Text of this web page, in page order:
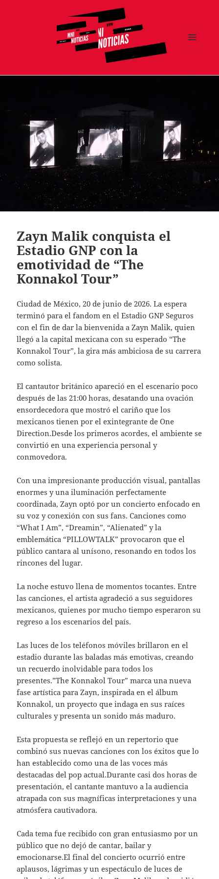
Zayn Malik conquista el
Estadio GNP con la
emotividad de “The
Konnakol Tour”
Ciudad de México, 20 de junio de 2026. La espera
terminó para el fandom en el Estadio GNP Seguros
con el fin de dar la bienvenida a Zayn Malik, quien
llegó a la capital mexicana con su esperado “The
Konnakol Tour”, la gira más ambiciosa de su carrera
como solista.
El cantautor británico apareció en el escenario poco
después de las 21:00 horas, desatando una ovación
ensordecedora que mostró el cariño que los
mexicanos tienen por el exintegrante de One
Direction.Desde los primeros acordes, el ambiente se
convirtió en una experiencia personal y
conmovedora.
Con una impresionante producción visual, pantallas
enormes y una iluminación perfectamente
coordinada, Zayn optó por un concierto enfocado en
su voz y conexión con sus fans. Canciones como
“What I Am”, “Dreamin”, “Alienated” y la
emblemática “PILLOWTALK” provocaron que el
público cantara al unísono, resonando en todos los
rincones del lugar.
La noche estuvo llena de momentos tocantes. Entre
las canciones, el artista agradeció a sus seguidores
mexicanos, quienes por mucho tiempo esperaron su
regreso a los escenarios del país.
Las luces de los teléfonos móviles brillaron en el
estadio durante las baladas más emotivas, creando
un recuerdo inolvidable para todos los
presentes.”The Konnakol Tour” marca una nueva
fase artística para Zayn, inspirada en el álbum
Konnakol, un proyecto que indaga en sus raíces
culturales y presenta un sonido más maduro.
Esta propuesta se reflejó en un repertorio que
combinó sus nuevas canciones con los éxitos que lo
han establecido como una de las voces más
destacadas del pop actual.Durante casi dos horas de
presentación, el cantante mantuvo a la audiencia
atrapada con sus magníficas interpretaciones y una
atmósfera cautivadora.
Cada tema fue recibido con gran entusiasmo por un
público que no dejó de cantar, bailar y
emocionarse.El final del concierto ocurrió entre
aplausos, lágrimas y un espectáculo de luces de